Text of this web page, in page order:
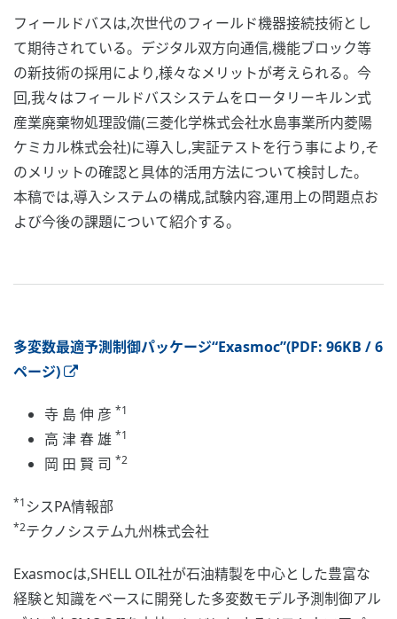
フィールドバスは,次世代のフィールド機器接続技術とし
て期待されている。デジタル双方向通信,機能ブロック等
の新技術の採用により,様々なメリットが考えられる。今
回,我々はフィールドバスシステムをロータリーキルン式
産業廃棄物処理設備(三菱化学株式会社水島事業所内菱陽
ケミカル株式会社)に導入し,実証テストを行う事により,そ
のメリットの確認と具体的活用方法について検討した。
本稿では,導入システムの構成,試験内容,運用上の問題点お
よび今後の課題について紹介する。
多変数最適予測制御パッケージ“Exasmoc”(PDF: 96KB / 6
ページ)
寺 島 伸 彦 *1
高 津 春 雄 *1
岡 田 賢 司 *2
*1 シスPA情報部
*2テクノシステム九州株式会社
Exasmocは,SHELL OIL社が石油精製を中心とした豊富な
経験と知識をベースに開発した多変数モデル予測制御アル